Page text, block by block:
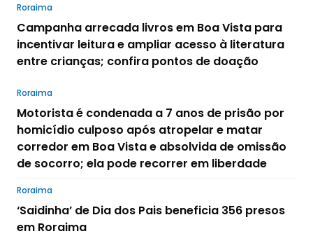
Roraima
Campanha arrecada livros em Boa Vista para
incentivar leitura e ampliar acesso à literatura
entre crianças; confira pontos de doação
Roraima
Motorista é condenada a 7 anos de prisão por
homicídio culposo após atropelar e matar
corredor em Boa Vista e absolvida de omissão
de socorro; ela pode recorrer em liberdade
Roraima
‘Saidinha’ de Dia dos Pais beneficia 356 presos
em Roraima